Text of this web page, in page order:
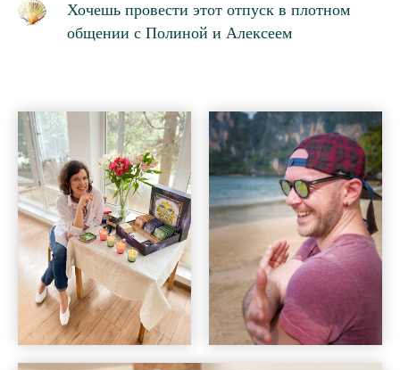
Хочешь провести этот отпуск в плотном
общении с Полиной и Алексеем